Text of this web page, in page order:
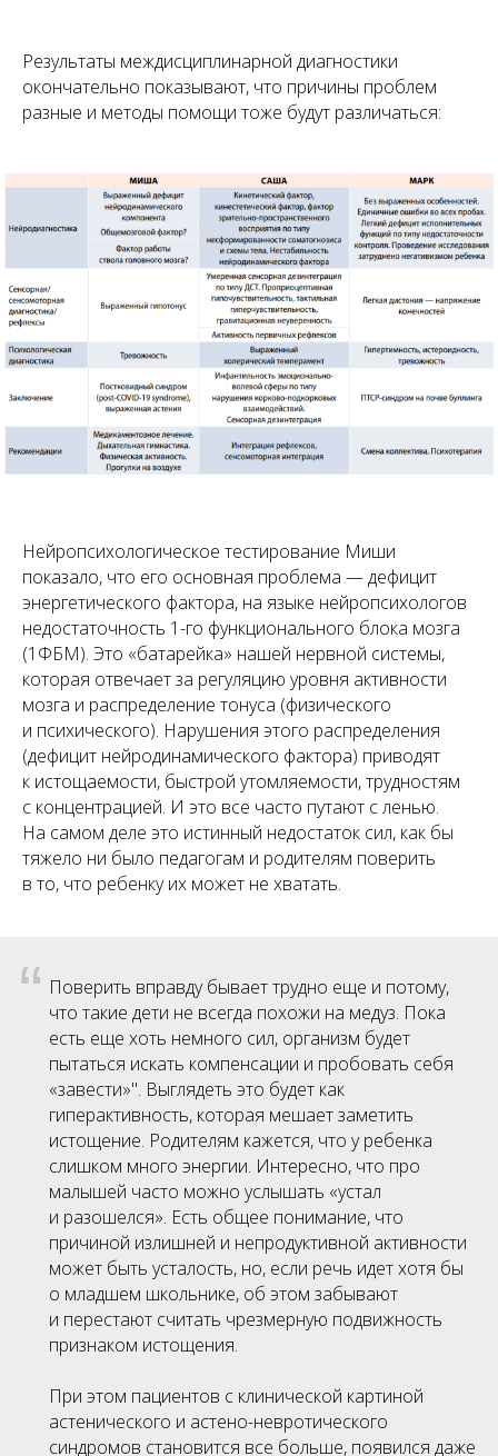
Результаты междисциплинарной диагностики
окончательно показывают, что причины проблем
разные и методы помощи тоже будут различаться:
Нейропсихологическое тестирование Миши
показало, что его основная проблема — дефицит
энергетического фактора, на языке нейропсихологов
недостаточность 1-го функционального блока мозга
(1ФБМ). Это «батарейка» нашей нервной системы,
которая отвечает за регуляцию уровня активности
мозга и распределение тонуса (физического
и психического). Нарушения этого распределения
(дефицит нейродинамического фактора) приводят
к истощаемости, быстрой утомляемости, трудностям
с концентрацией. И это все часто путают с ленью.
На самом деле это истинный недостаток сил, как бы
тяжело ни было педагогам и родителям поверить
в то, что ребенку их может не хватать.
“ Поверить вправду бывает трудно еще и потому,
что такие дети не всегда похожи на медуз. Пока
есть еще хоть немного сил, организм будет
пытаться искать компенсации и пробовать себя
«завести»". Выглядеть это будет как
гиперактивность, которая мешает заметить
истощение. Родителям кажется, что у ребенка
слишком много энергии. Интересно, что про
малышей часто можно услышать «устал
и разошелся». Есть общее понимание, что
причиной излишней и непродуктивной активности
может быть усталость, но, если речь идет хотя бы
о младшем школьнике, об этом забывают
и перестают считать чрезмерную подвижность
признаком истощения.
При этом пациентов с клинической картиной
астенического и астено-невротического
синдромов становится все больше, появился даже